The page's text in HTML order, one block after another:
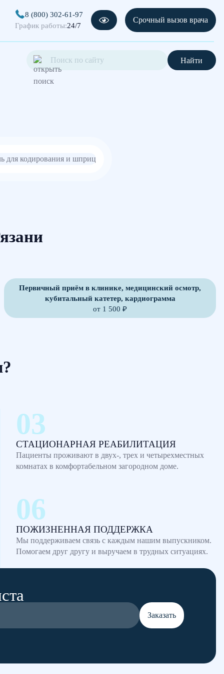
8 (800) 302-61-97
График работы:24/7
Срочный вызов врача
Найти
Первичный приём в клинике, медицинский осмотр,
кубитальный катетер, кардиограмма
от 1 500 ₽
СТАЦИОНАРНАЯ РЕАБИЛИТАЦИЯ
Пациенты проживают в двух-, трех и четырехместных
комнатах в комфортабельном загородном доме.
ПОЖИЗНЕННАЯ ПОДДЕРЖКА
Мы поддерживаем связь с каждым нашим выпускником.
Помогаем друг другу и выручаем в трудных ситуациях.
Заказать